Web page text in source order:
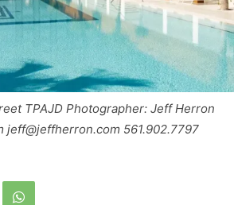
TPAJD Photographer: Jeff Herron
jeff@jeffherron.com 561.902.7797